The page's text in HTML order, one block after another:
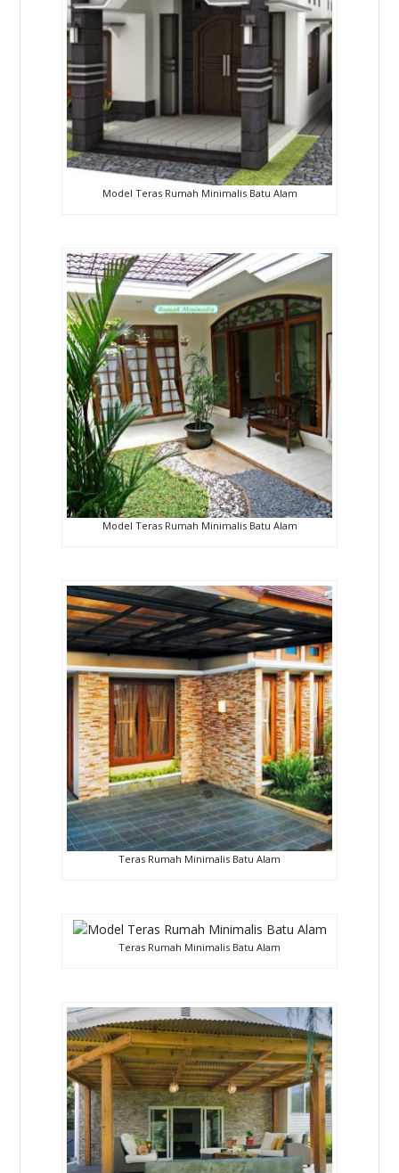
Model Teras Rumah Minimalis Batu Alam
Model Teras Rumah Minimalis Batu Alam
Teras Rumah Minimalis Batu Alam
Teras Rumah Minimalis Batu Alam